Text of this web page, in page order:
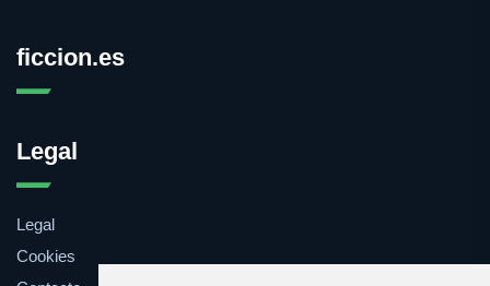
ficcion.es
Legal
Legal
Cookies